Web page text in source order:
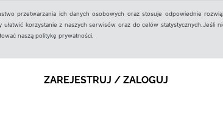
przetwarzania ich danych osobowych oraz stosuje odpowiednie
korzystanie z naszych serwisów oraz do celów statystycznych.Jeśli
naszą politykę prywatności.
ZAREJESTRUJ / ZALOGUJ